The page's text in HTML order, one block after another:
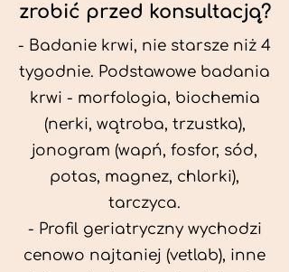
zrobić przed konsultacją?
- Badanie krwi, nie starsze niż 4
tygodnie. Podstawowe badania
krwi - morfologia, biochemia
(nerki, wątroba, trzustka),
jonogram (wapń, fosfor, sód,
potas, magnez, chlorki),
tarczyca.
- Profil geriatryczny wychodzi
cenowo najtaniej (vetlab), inne